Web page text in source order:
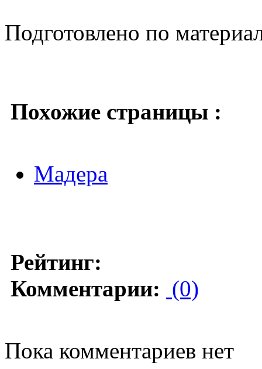
Подготовлено по
Похожие страницы :
Мадера
Рейтинг:
Комментарии: (0)
Пока комментариев нет